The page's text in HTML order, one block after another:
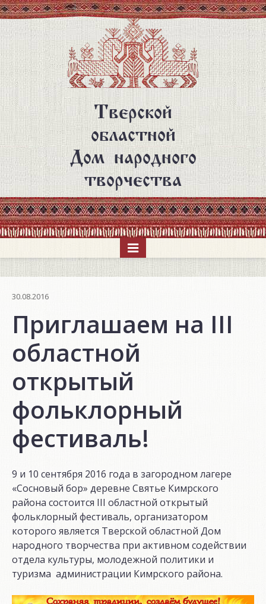
Перейти
к
основному
содержанию
Тверской
областной
Дом народного
творчества
30.08.2016
Приглашаем на III
областной
открытый
фольклорный
фестиваль!
9 и 10 сентября 2016 года в загородном лагере
«Сосновый бор» деревне Святье Кимрского
района состоится III областной открытый
фольклорный фестиваль, организатором
которого является Тверской областной Дом
народного творчества при активном содействии
отдела культуры, молодежной политики и
туризма администрации Кимрского района.